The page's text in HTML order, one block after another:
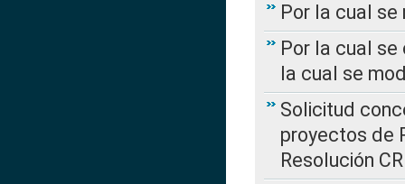
Por la cual se
Por la cual se
la cual se
Solicitud
proyectos de
Resolución